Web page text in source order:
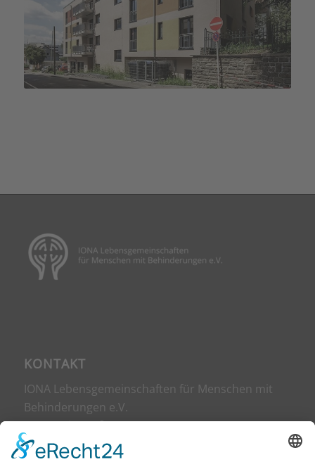
KONTAKT
IONA Lebensgemeinschaften für Menschen mit
Behinderungen e.V.
Harmoniestraße 12
42107 Wuppertal